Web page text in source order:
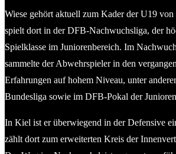
Wiese gehört aktuell zum Kader der U19
spielt dort in der DFB-Nachwuchsliga, der
Spielklasse im Juniorenbereich. Im
sammelte der Abwehrspieler in den
Erfahrungen auf hohem Niveau, unter
Bundesliga sowie im DFB-Pokal der
In Kiel ist er überwiegend in der Defensive
zählt dort zum erweiterten Kreis der